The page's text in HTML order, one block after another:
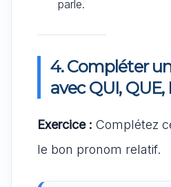
parle.
4. Compléter
avec QUI,
Exercice : Complétez
le bon pronom relatif.